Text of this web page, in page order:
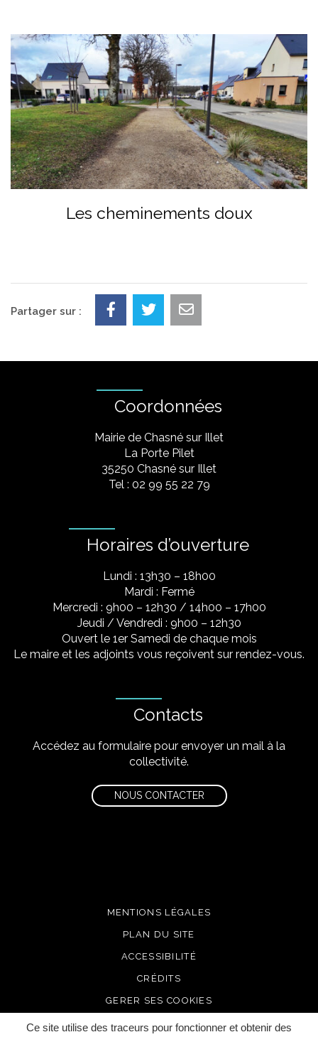
Ce site utilise des traceurs pour fonctionner et obtenir des
Les cheminements doux
Partager sur :
Coordonnées
Mairie de Chasné sur Illet
La Porte Pilet
35250 Chasné sur Illet
Tel : 02 99 55 22 79
Horaires d’ouverture
Lundi : 13h30 – 18h00
Mardi : Fermé
Mercredi : 9h00 – 12h30 / 14h00 – 17h00
Jeudi / Vendredi : 9h00 – 12h30
Ouvert le 1er Samedi de chaque mois
Le maire et les adjoints vous reçoivent sur rendez-vous.
Contacts
Accédez au formulaire pour envoyer un mail à la
collectivité.
NOUS CONTACTER
MENTIONS LÉGALES
PLAN DU SITE
ACCESSIBILITÉ
CRÉDITS
GERER SES COOKIES